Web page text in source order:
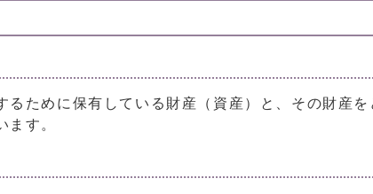
ために保有している財産（資産）と、その財産を
ます。